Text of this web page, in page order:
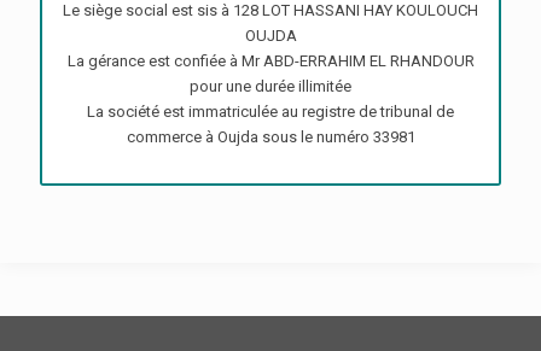
Le siège social est sis à 128 LOT HASSANI HAY KOULOUCH
OUJDA
La gérance est confiée à Mr ABD-ERRAHIM EL RHANDOUR
pour une durée illimitée
La société est immatriculée au registre de tribunal de
commerce à Oujda sous le numéro 33981